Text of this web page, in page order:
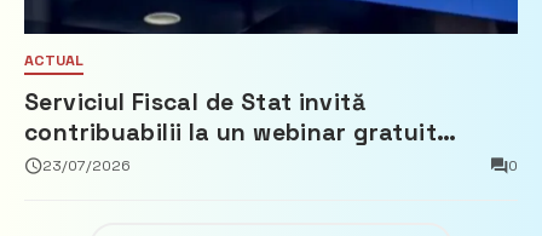
ACTUAL
Serviciul Fiscal de Stat invită
contribuabilii la un webinar gratuit
privind calculul impozitului pe bunurile
23/07/2026 0